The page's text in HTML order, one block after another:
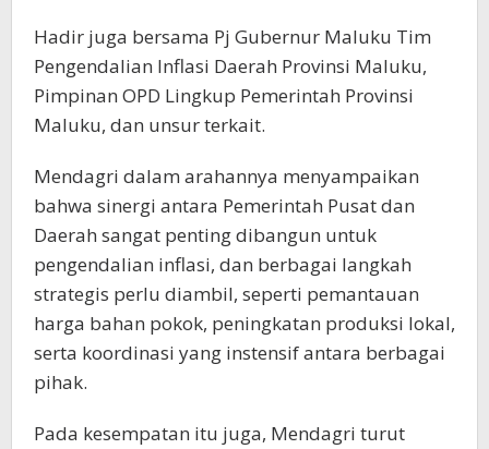
Hadir juga bersama Pj Gubernur Maluku Tim
Pengendalian Inflasi Daerah Provinsi Maluku,
Pimpinan OPD Lingkup Pemerintah Provinsi
Maluku, dan unsur terkait.
Mendagri dalam arahannya menyampaikan
bahwa sinergi antara Pemerintah Pusat dan
Daerah sangat penting dibangun untuk
pengendalian inflasi, dan berbagai langkah
strategis perlu diambil, seperti pemantauan
harga bahan pokok, peningkatan produksi lokal,
serta koordinasi yang instensif antara berbagai
pihak.
Pada kesempatan itu juga, Mendagri turut